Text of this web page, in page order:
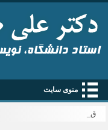
استاد دانشگاه،
منوی سایت
قم _